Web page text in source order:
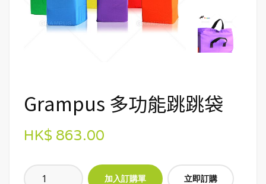
Grampus 多功能跳跳袋
HK$ 863.00
立即訂購